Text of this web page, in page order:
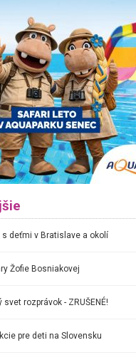
s deťmi v Bratislave a okolí
Žofie Bosniakovej
svet rozprávok - ZRUŠENÉ!
pre deti na Slovensku